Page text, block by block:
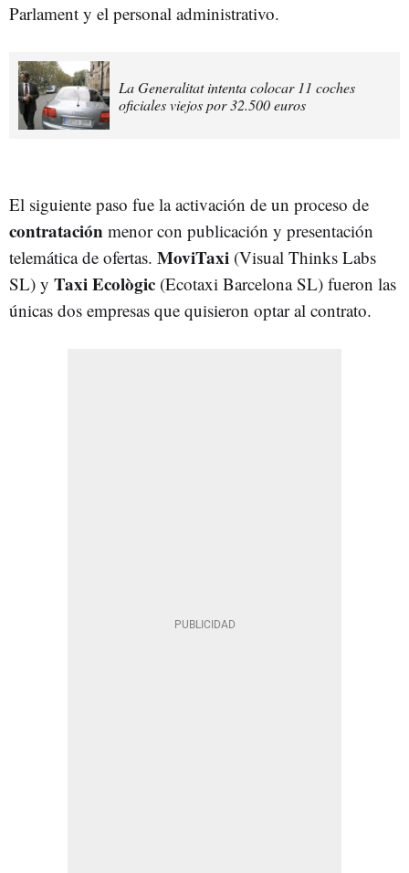
Parlament y el personal administrativo.
La Generalitat intenta colocar 11 coches
oficiales viejos por 32.500 euros
El siguiente paso fue la activación de un proceso de
contratación menor con publicación y presentación
telemática de ofertas. MoviTaxi (Visual Thinks Labs
SL) y Taxi Ecològic (Ecotaxi Barcelona SL) fueron las
únicas dos empresas que quisieron optar al contrato.